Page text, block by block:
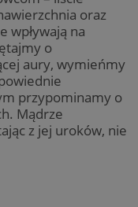
oraz
wpływają na
o
aury, wymieńmy
przypominamy o
Mądrze
z jej uroków, nie